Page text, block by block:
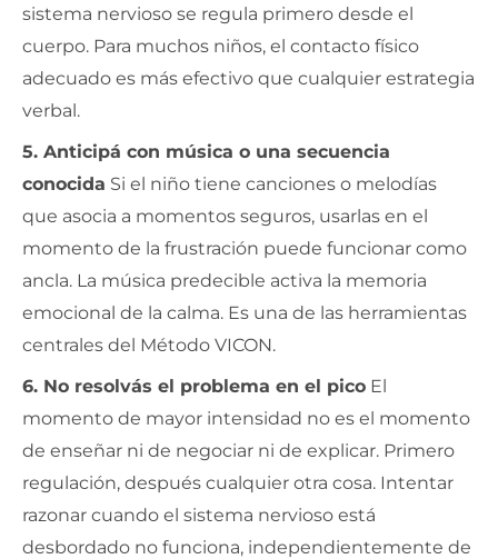
sistema nervioso se regula primero desde el
cuerpo. Para muchos niños, el contacto físico
adecuado es más efectivo que cualquier estrategia
verbal.
5. Anticipá con música o una secuencia
conocida Si el niño tiene canciones o melodías
que asocia a momentos seguros, usarlas en el
momento de la frustración puede funcionar como
ancla. La música predecible activa la memoria
emocional de la calma. Es una de las herramientas
centrales del Método VICON.
6. No resolvás el problema en el pico El
momento de mayor intensidad no es el momento
de enseñar ni de negociar ni de explicar. Primero
regulación, después cualquier otra cosa. Intentar
razonar cuando el sistema nervioso está
desbordado no funciona, independientemente de